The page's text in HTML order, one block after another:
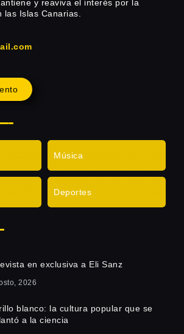
y reaviva el interés por la
Islas Canarias.
Música
Deportes
en exclusiva a Eli Sanz
2026
blanco: la cultura popular que se
a la ciencia